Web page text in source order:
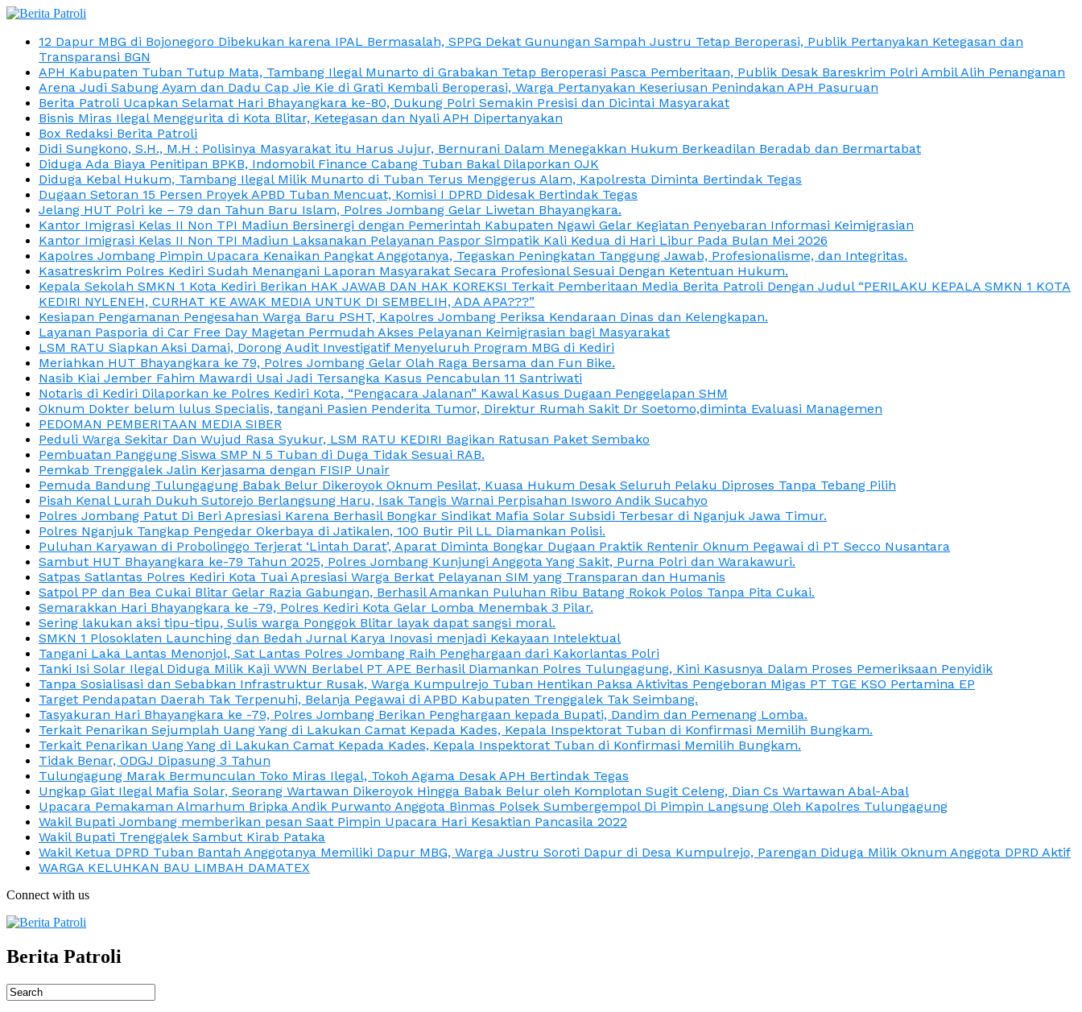
12 Dapur MBG di Bojonegoro Dibekukan karena IPAL Bermasalah, SPPG Dekat Gunungan Sampah Justru Tetap Beroperasi, Publik Pertanyakan Ketegasan dan
Transparansi BGN
APH Kabupaten Tuban Tutup Mata, Tambang Ilegal Munarto di Grabakan Tetap Beroperasi Pasca Pemberitaan, Publik Desak Bareskrim Polri Ambil Alih Penanganan
Arena Judi Sabung Ayam dan Dadu Cap Jie Kie di Grati Kembali Beroperasi, Warga Pertanyakan Keseriusan Penindakan APH Pasuruan
Berita Patroli Ucapkan Selamat Hari Bhayangkara ke-80, Dukung Polri Semakin Presisi dan Dicintai Masyarakat
Bisnis Miras Ilegal Menggurita di Kota Blitar, Ketegasan dan Nyali APH Dipertanyakan
Box Redaksi Berita Patroli
Didi Sungkono, S.H., M.H : Polisinya Masyarakat itu Harus Jujur, Bernurani Dalam Menegakkan Hukum Berkeadilan Beradab dan Bermartabat
Diduga Ada Biaya Penitipan BPKB, Indomobil Finance Cabang Tuban Bakal Dilaporkan OJK
Diduga Kebal Hukum, Tambang Ilegal Milik Munarto di Tuban Terus Menggerus Alam, Kapolresta Diminta Bertindak Tegas
Dugaan Setoran 15 Persen Proyek APBD Tuban Mencuat, Komisi I DPRD Didesak Bertindak Tegas
Jelang HUT Polri ke – 79 dan Tahun Baru Islam, Polres Jombang Gelar Liwetan Bhayangkara.
Kantor Imigrasi Kelas II Non TPI Madiun Bersinergi dengan Pemerintah Kabupaten Ngawi Gelar Kegiatan Penyebaran Informasi Keimigrasian
Kantor Imigrasi Kelas II Non TPI Madiun Laksanakan Pelayanan Paspor Simpatik Kali Kedua di Hari Libur Pada Bulan Mei 2026
Kapolres Jombang Pimpin Upacara Kenaikan Pangkat Anggotanya, Tegaskan Peningkatan Tanggung Jawab, Profesionalisme, dan Integritas.
Kasatreskrim Polres Kediri Sudah Menangani Laporan Masyarakat Secara Profesional Sesuai Dengan Ketentuan Hukum.
Kepala Sekolah SMKN 1 Kota Kediri Berikan HAK JAWAB DAN HAK KOREKSI Terkait Pemberitaan Media Berita Patroli Dengan Judul “PERILAKU KEPALA SMKN 1 KOTA
KEDIRI NYLENEH, CURHAT KE AWAK MEDIA UNTUK DI SEMBELIH, ADA APA???”
Kesiapan Pengamanan Pengesahan Warga Baru PSHT, Kapolres Jombang Periksa Kendaraan Dinas dan Kelengkapan.
Layanan Pasporia di Car Free Day Magetan Permudah Akses Pelayanan Keimigrasian bagi Masyarakat
LSM RATU Siapkan Aksi Damai, Dorong Audit Investigatif Menyeluruh Program MBG di Kediri
Meriahkan HUT Bhayangkara ke 79, Polres Jombang Gelar Olah Raga Bersama dan Fun Bike.
Nasib Kiai Jember Fahim Mawardi Usai Jadi Tersangka Kasus Pencabulan 11 Santriwati
Notaris di Kediri Dilaporkan ke Polres Kediri Kota, “Pengacara Jalanan” Kawal Kasus Dugaan Penggelapan SHM
Oknum Dokter belum lulus Specialis, tangani Pasien Penderita Tumor, Direktur Rumah Sakit Dr Soetomo,diminta Evaluasi Managemen
PEDOMAN PEMBERITAAN MEDIA SIBER
Peduli Warga Sekitar Dan Wujud Rasa Syukur, LSM RATU KEDIRI Bagikan Ratusan Paket Sembako
Pembuatan Panggung Siswa SMP N 5 Tuban di Duga Tidak Sesuai RAB.
Pemkab Trenggalek Jalin Kerjasama dengan FISIP Unair
Pemuda Bandung Tulungagung Babak Belur Dikeroyok Oknum Pesilat, Kuasa Hukum Desak Seluruh Pelaku Diproses Tanpa Tebang Pilih
Pisah Kenal Lurah Dukuh Sutorejo Berlangsung Haru, Isak Tangis Warnai Perpisahan Isworo Andik Sucahyo
Polres Jombang Patut Di Beri Apresiasi Karena Berhasil Bongkar Sindikat Mafia Solar Subsidi Terbesar di Nganjuk Jawa Timur.
Polres Nganjuk Tangkap Pengedar Okerbaya di Jatikalen, 100 Butir Pil LL Diamankan Polisi.
Puluhan Karyawan di Probolinggo Terjerat ‘Lintah Darat’, Aparat Diminta Bongkar Dugaan Praktik Rentenir Oknum Pegawai di PT Secco Nusantara
Sambut HUT Bhayangkara ke-79 Tahun 2025, Polres Jombang Kunjungi Anggota Yang Sakit, Purna Polri dan Warakawuri.
Satpas Satlantas Polres Kediri Kota Tuai Apresiasi Warga Berkat Pelayanan SIM yang Transparan dan Humanis
Satpol PP dan Bea Cukai Blitar Gelar Razia Gabungan, Berhasil Amankan Puluhan Ribu Batang Rokok Polos Tanpa Pita Cukai.
Semarakkan Hari Bhayangkara ke -79, Polres Kediri Kota Gelar Lomba Menembak 3 Pilar.
Sering lakukan aksi tipu-tipu, Sulis warga Ponggok Blitar layak dapat sangsi moral.
SMKN 1 Plosoklaten Launching dan Bedah Jurnal Karya Inovasi menjadi Kekayaan Intelektual
Tangani Laka Lantas Menonjol, Sat Lantas Polres Jombang Raih Penghargaan dari Kakorlantas Polri
Tanki Isi Solar Ilegal Diduga Milik Kaji WWN Berlabel PT APE Berhasil Diamankan Polres Tulungagung, Kini Kasusnya Dalam Proses Pemeriksaan Penyidik
Tanpa Sosialisasi dan Sebabkan Infrastruktur Rusak, Warga Kumpulrejo Tuban Hentikan Paksa Aktivitas Pengeboran Migas PT TGE KSO Pertamina EP
Target Pendapatan Daerah Tak Terpenuhi, Belanja Pegawai di APBD Kabupaten Trenggalek Tak Seimbang.
Tasyakuran Hari Bhayangkara ke -79, Polres Jombang Berikan Penghargaan kepada Bupati, Dandim dan Pemenang Lomba.
Terkait Penarikan Sejumplah Uang Yang di Lakukan Camat Kepada Kades, Kepala Inspektorat Tuban di Konfirmasi Memilih Bungkam.
Terkait Penarikan Uang Yang di Lakukan Camat Kepada Kades, Kepala Inspektorat Tuban di Konfirmasi Memilih Bungkam.
Tidak Benar, ODGJ Dipasung 3 Tahun
Tulungagung Marak Bermunculan Toko Miras Ilegal, Tokoh Agama Desak APH Bertindak Tegas
Ungkap Giat Ilegal Mafia Solar, Seorang Wartawan Dikeroyok Hingga Babak Belur oleh Komplotan Sugit Celeng, Dian Cs Wartawan Abal-Abal
Upacara Pemakaman Almarhum Bripka Andik Purwanto Anggota Binmas Polsek Sumbergempol Di Pimpin Langsung Oleh Kapolres Tulungagung
Wakil Bupati Jombang memberikan pesan Saat Pimpin Upacara Hari Kesaktian Pancasila 2022
Wakil Bupati Trenggalek Sambut Kirab Pataka
Wakil Ketua DPRD Tuban Bantah Anggotanya Memiliki Dapur MBG, Warga Justru Soroti Dapur di Desa Kumpulrejo, Parengan Diduga Milik Oknum Anggota DPRD Aktif
WARGA KELUHKAN BAU LIMBAH DAMATEX
Connect with us
Berita Patroli